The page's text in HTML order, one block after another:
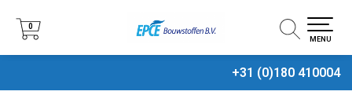
+31 (0)180 410004
0
0
MENU